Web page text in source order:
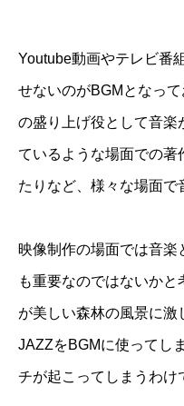
Youtube動画やテレビ番
せないのがBGMとなっ
の盛り上げ役として音楽
ているような場面での著
たりなど、様々な場面で
映像制作の場面では音楽
も重要なのではないか
が美しい森林の風景に
JAZZをBGMに使ってし
チが起こってしまうわけ